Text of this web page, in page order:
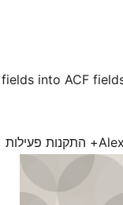
into ACF